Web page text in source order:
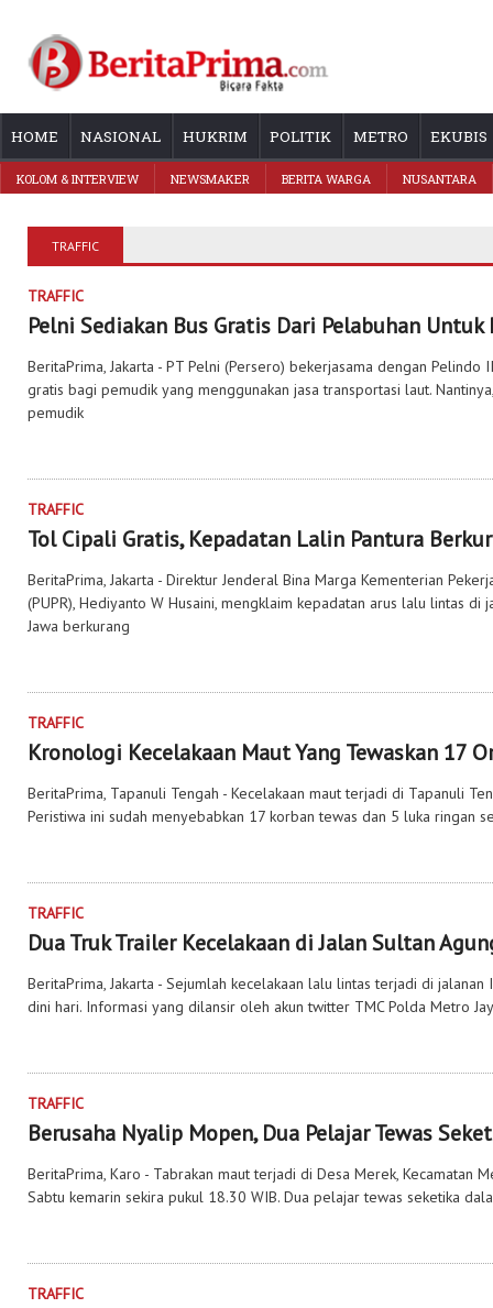
HOME NASIONAL HUKRIM POLITIK METRO EKUBIS
KOLOM & INTERVIEW NEWSMAKER BERITA WARGA NUSANTARA
TRAFFIC
TRAFFIC
Pelni Sediakan Bus Gratis Dari Pelabuhan Untuk
BeritaPrima, Jakarta - PT Pelni (Persero) bekerjasama dengan Pelindo
gratis bagi pemudik yang menggunakan jasa transportasi laut.
pemudik
TRAFFIC
Tol Cipali Gratis, Kepadatan Lalin Pantura
BeritaPrima, Jakarta - Direktur Jenderal Bina Marga Kementerian
(PUPR), Hediyanto W Husaini, mengklaim kepadatan arus lalu lintas di
Jawa berkurang
TRAFFIC
Kronologi Kecelakaan Maut Yang Tewaskan 17
BeritaPrima, Tapanuli Tengah - Kecelakaan maut terjadi di Tapanuli
Peristiwa ini sudah menyebabkan 17 korban tewas dan 5 luka ringan
TRAFFIC
Dua Truk Trailer Kecelakaan di Jalan Sultan
BeritaPrima, Jakarta - Sejumlah kecelakaan lalu lintas terjadi di
dini hari. Informasi yang dilansir oleh akun twitter TMC Polda Metro
TRAFFIC
Berusaha Nyalip Mopen, Dua Pelajar Tewas
BeritaPrima, Karo - Tabrakan maut terjadi di Desa Merek, Kecamatan
Sabtu kemarin sekira pukul 18.30 WIB. Dua pelajar tewas seketika
TRAFFIC